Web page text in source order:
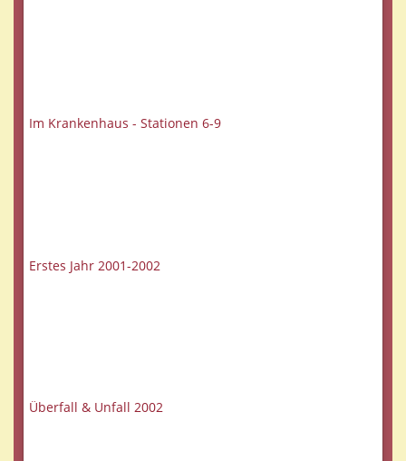
Im Krankenhaus - Stationen 6-9
Erstes Jahr 2001-2002
Überfall & Unfall 2002